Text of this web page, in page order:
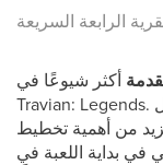
أكثر شيوعًا في
Travian: Legends. تسرع هذه الميزة من التطوير المبكر وتقلل
من أهمية تخطيط
في بداية اللعبة في